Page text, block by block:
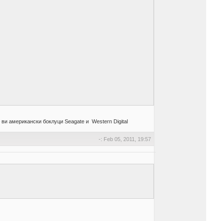
американски боклуци Seagate и Western Digital
-: Feb 05, 2011, 19:57